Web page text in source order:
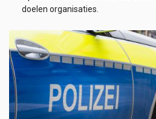
doelen organisaties.